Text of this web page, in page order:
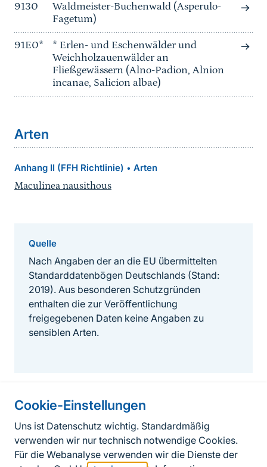
Cookie-Einstellungen
Uns ist Datenschutz wichtig. Standardmäßig
verwenden wir nur technisch notwendige Cookies.
Für die Webanalyse verwenden wir die Dienste der
9130
Waldmeister-Buchenwald (Asperulo-
Fagetum)
91E0*
* Erlen- und Eschenwälder und
Weichholzauenwälder an
Fließgewässern (Alno-Padion, Alnion
incanae, Salicion albae)
Arten
Anhang II (FFH Richtlinie) • Arten
Maculinea nausithous
Quelle
Nach Angaben der an die EU übermittelten
Standarddatenbögen Deutschlands (Stand:
2019). Aus besonderen Schutzgründen
enthalten die zur Veröffentlichung
freigegebenen Daten keine Angaben zu
sensiblen Arten.
Informationen zur Seite
FußzeileKontakt zum BfN